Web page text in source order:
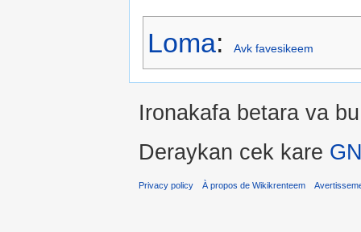
Loma: Avk favesikeem
Ironakafa betara va
Deraykan cek kare
Privacy policy À propos de Wikikrenteem